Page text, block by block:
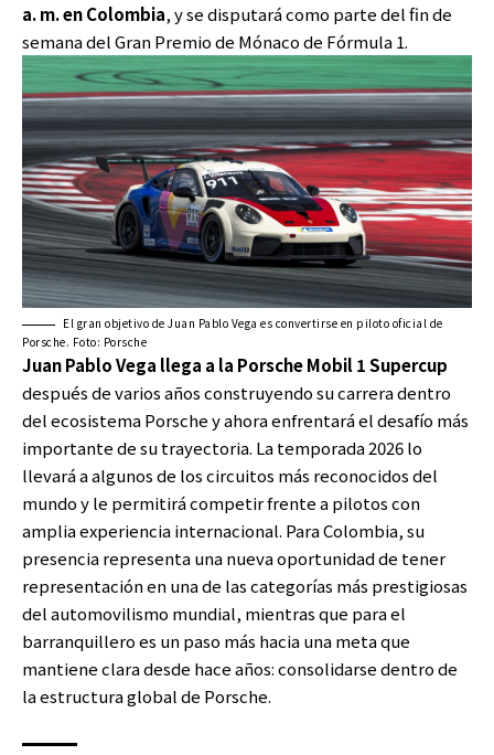
a. m. en Colombia, y se disputará como parte del fin de
semana del Gran Premio de Mónaco de Fórmula 1.
El gran objetivo de Juan Pablo Vega es convertirse en piloto oficial de
Porsche. Foto: Porsche
Juan Pablo Vega llega a la Porsche Mobil 1 Supercup
después de varios años construyendo su carrera dentro
del ecosistema Porsche y ahora enfrentará el desafío más
importante de su trayectoria. La temporada 2026 lo
llevará a algunos de los circuitos más reconocidos del
mundo y le permitirá competir frente a pilotos con
amplia experiencia internacional. Para Colombia, su
presencia representa una nueva oportunidad de tener
representación en una de las categorías más prestigiosas
del automovilismo mundial, mientras que para el
barranquillero es un paso más hacia una meta que
mantiene clara desde hace años: consolidarse dentro de
la estructura global de Porsche.